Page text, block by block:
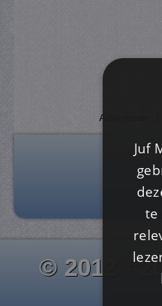
Adverteren
© 2012 -
Juf
te